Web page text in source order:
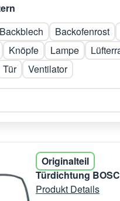
Backblech Backofenrost
Knöpfe Lampe
Tür Ventilator
Originalteil
Türdichtung
Produkt Details